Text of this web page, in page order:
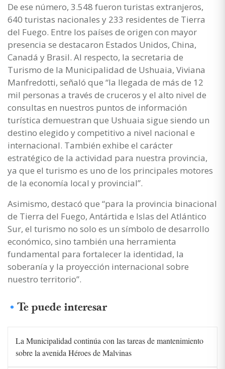
De ese número, 3.548 fueron turistas extranjeros,
640 turistas nacionales y 233 residentes de Tierra
del Fuego. Entre los países de origen con mayor
presencia se destacaron Estados Unidos, China,
Canadá y Brasil. Al respecto, la secretaria de
Turismo de la Municipalidad de Ushuaia, Viviana
Manfredotti, señaló que “la llegada de más de 12
mil personas a través de cruceros y el alto nivel de
consultas en nuestros puntos de información
turística demuestran que Ushuaia sigue siendo un
destino elegido y competitivo a nivel nacional e
internacional. También exhibe el carácter
estratégico de la actividad para nuestra provincia,
ya que el turismo es uno de los principales motores
de la economía local y provincial”.
Asimismo, destacó que “para la provincia binacional
de Tierra del Fuego, Antártida e Islas del Atlántico
Sur, el turismo no solo es un símbolo de desarrollo
económico, sino también una herramienta
fundamental para fortalecer la identidad, la
soberanía y la proyección internacional sobre
nuestro territorio”.
Te puede interesar
La Municipalidad continúa con las tareas de mantenimiento
sobre la avenida Héroes de Malvinas